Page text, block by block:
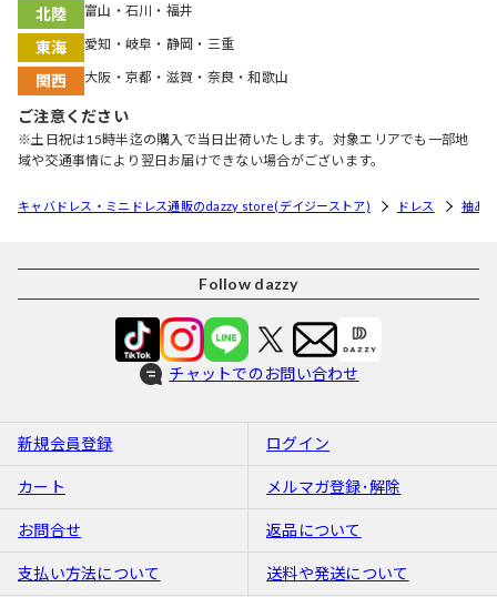
北陸 富山・石川・福井
東海 愛知・岐阜・静岡・三重
関西 大阪・京都・滋賀・奈良・和歌山
ご注意ください
※土日祝は15時半迄の購入で当日出荷いたします。対象エリアでも一部地
域や交通事情により翌日お届けできない場合がございます。
キャバドレス・ミニドレス通販のdazzy store(デイジーストア) ドレス 袖あ
Follow dazzy
チャットでのお問い合わせ
新規会員登録 ログイン
カート メルマガ登録･解除
お問合せ 返品について
支払い方法について 送料や発送について